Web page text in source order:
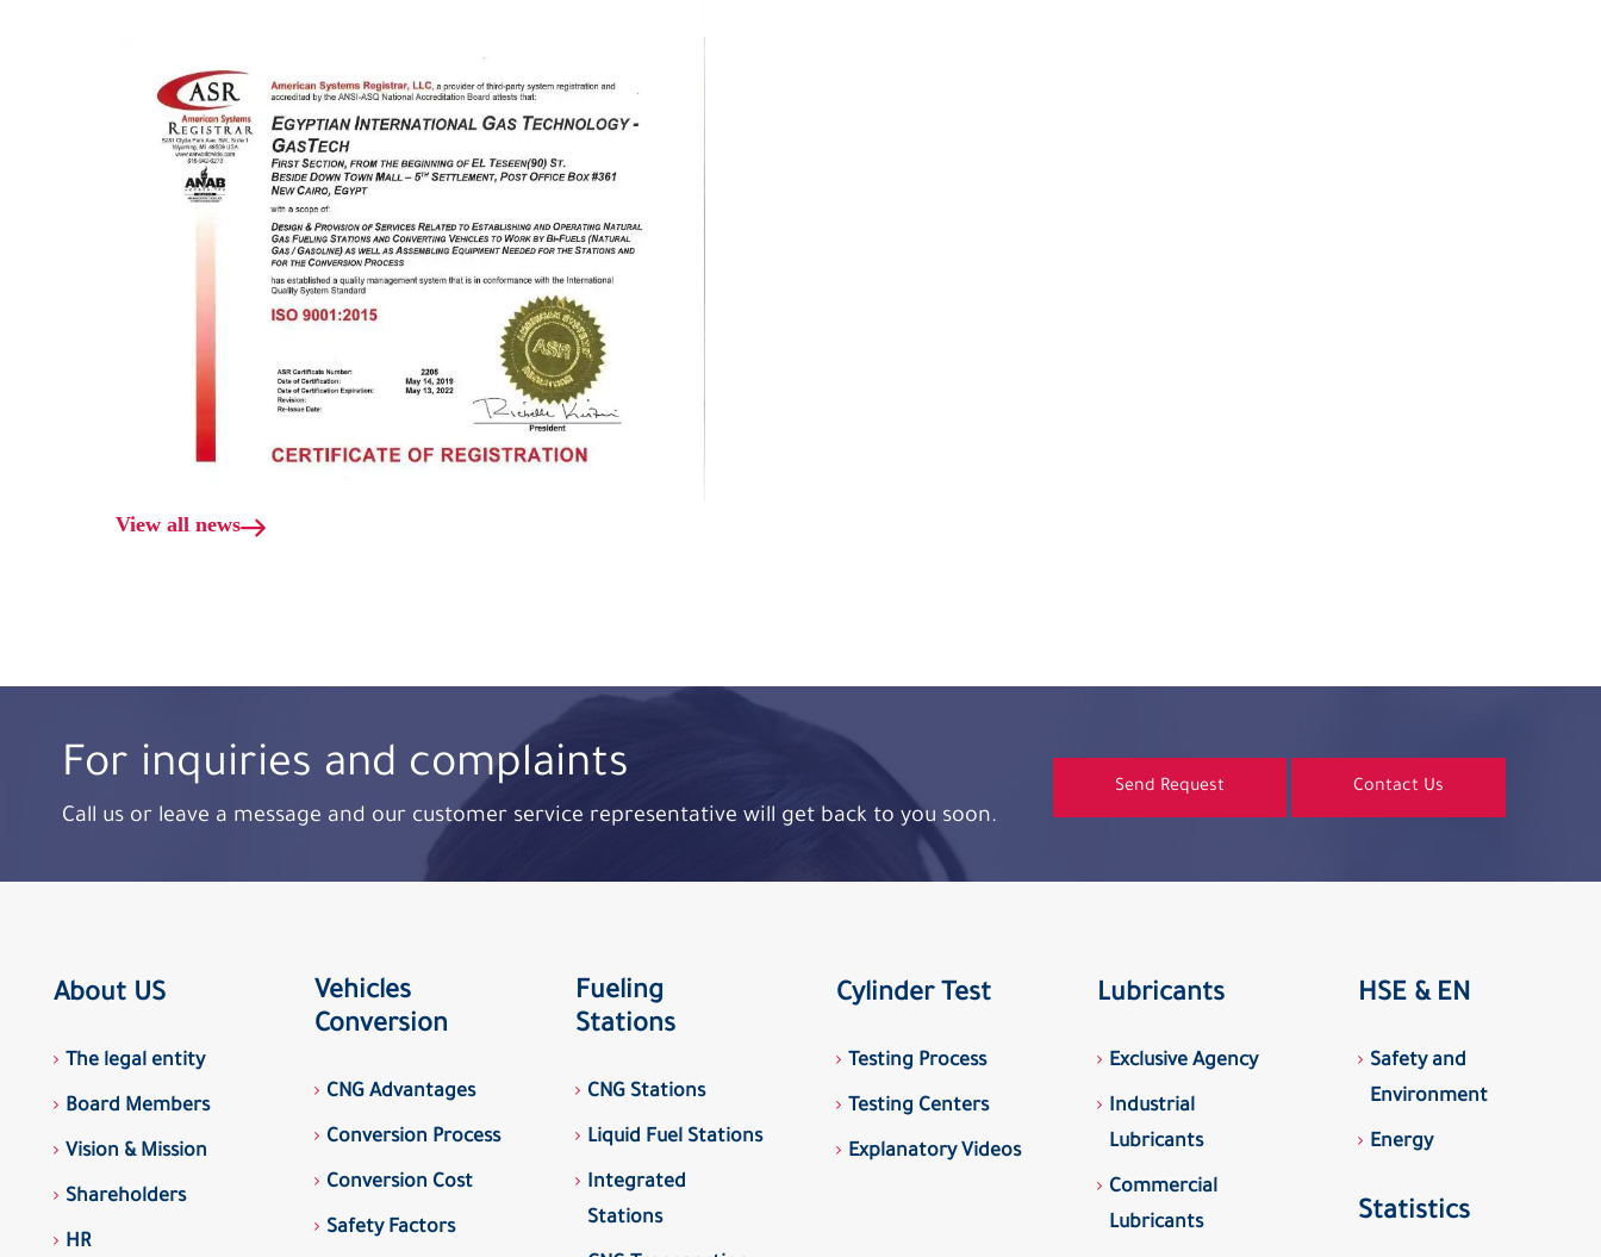
View all news
For inquiries and complaints
Call us or leave a message and our customer service representative will get back to you soon.
Send Request Contact Us
About US
The legal entity
Board Members
Vision & Mission
Shareholders
HR
Vehicles
Conversion
CNG Advantages
Conversion Process
Conversion Cost
Safety Factors
Fueling
Stations
CNG Stations
Liquid Fuel Stations
Integrated
Stations
Cylinder Test
Testing Process
Testing Centers
Explanatory Videos
Lubricants
Exclusive Agency
Industrial
Lubricants
Commercial
Lubricants
HSE & EN
Safety and
Environment
Energy
Statistics